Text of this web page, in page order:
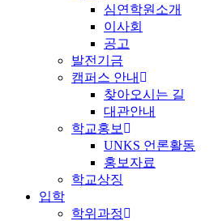
심연학원소개
이사회
공고
발전기금
캠퍼스 안내
찾아오시는 길
대관안내
학교홍보
UNKS 언론활동
홍보자료
학교상징
입학
학위과정